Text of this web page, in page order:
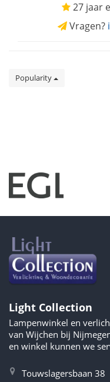
27 jaar
Vragen?
Popularity
Light Collection
Lampenwinkel en
van Wijchen bij
en winkel kunnen we
Touwslagersbaan 38